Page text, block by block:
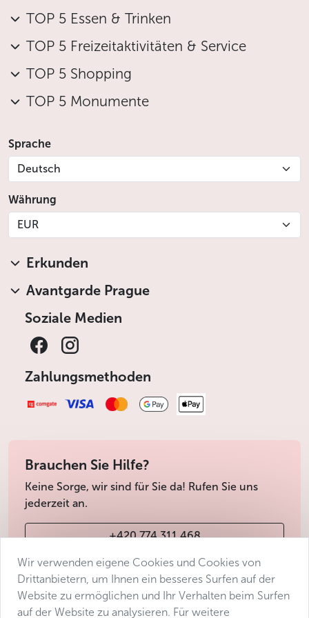
Vanille-Panna-Cotta mit Himbeeren
Auswahl an Mini-Desserts
Valdobbiadene oder Erfrischungsgetränk
Unbegrenzter Verzehr ausgewählter Getränke -
Pilsner Urquell Bier, Wein vom Fass (2 Sorten
Erfrischungsgetränke (Pepsi, Pepsi Max, Mirinda,
Wasser), Kaffee, Tee
ein Glas Prosecco für einen Toast auf Mitternacht
Um Mitternacht werden nach tschechischer Tradition
Linsen auf Sauerteig mit Prager Schinken vom
Knochen (direkt vor den Augen der Gäste
serviert, um das Geld für das kommende Jahr
Das sollten Sie wissen
Das Schiff fährt von der Čechův-Brücke ab, fährt
nach Vyšehrad und kommt dann zurück
Die Kreuzfahrt kann für mindestens 2 Personen
gebucht werden
Privater Tisch ist ab 4 Personen garantiert
Stornierungsbedingungen
Stornierung vom 1. bis 30. November:
Stornogebühr von 20% des Gesamtpreises
TOP 5 Essen & Trinken
TOP 5 Freizeitaktivitäten & Service
TOP 5 Shopping
TOP 5 Monumente
Sprache
Deutsch
Währung
EUR
Erkunden
Avantgarde Prague
Soziale Medien
Zahlungsmethoden
Brauchen Sie Hilfe?
Keine Sorge, wir sind für Sie da! Rufen Sie uns
jederzeit an.
+420 774 311 468
info@avantgarde-prague.cz
Wir verwenden eigene Cookies und Cookies von
Drittanbietern, um Ihnen ein besseres Surfen auf der
Website zu ermöglichen und Ihr Verhalten beim Surfen
auf der Website zu analysieren. Für weitere